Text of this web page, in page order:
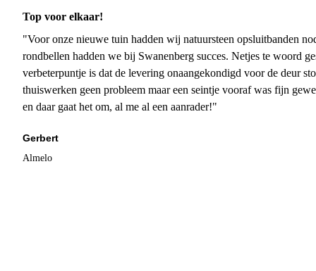
Top voor elkaar!
"Voor onze nieuwe tuin hadden wij natuursteen opsluitbanden
rondbellen hadden we bij Swanenberg succes. Netjes te woord
verbeterpuntje is dat de levering onaangekondigd voor de deur
thuiswerken geen probleem maar een seintje vooraf was fijn
en daar gaat het om, al me al een aanrader!"
Gerbert
Almelo